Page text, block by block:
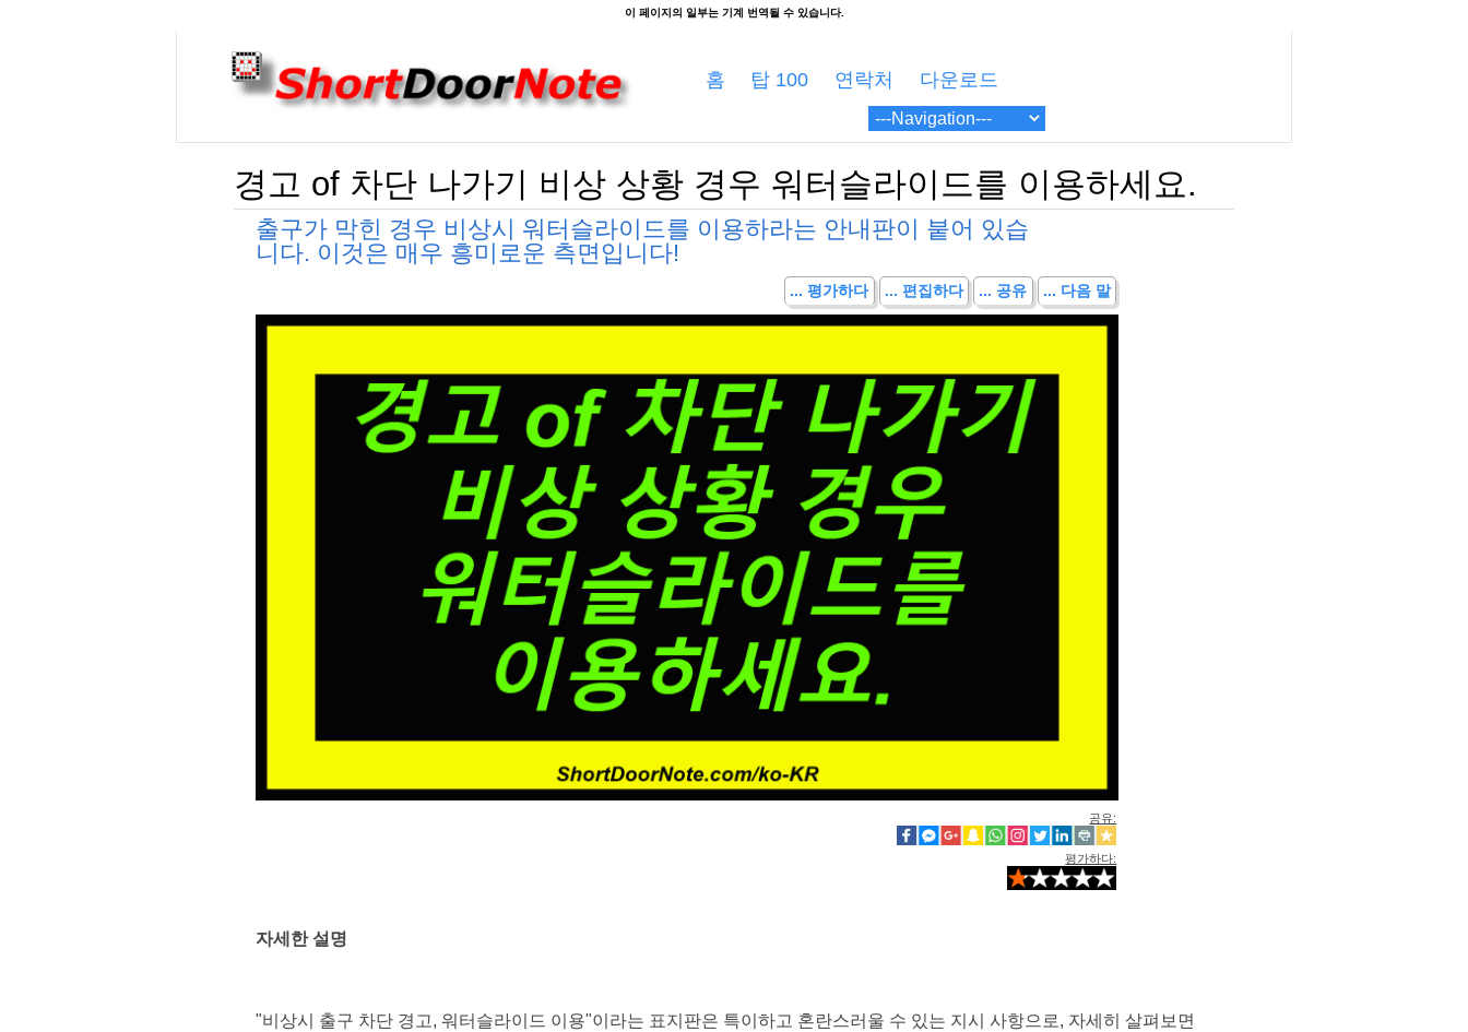
홈 탑 100 연락처 다운로드
경고 of 차단 나가기 비상 상황 경우 워터슬라이드를 이용하세요.
출구가 막힌 경우 비상시 워터슬라이드를 이용하라는 안내판이 붙어 있습
니다. 이것은 매우 흥미로운 측면입니다!
... 평가하다 ... 편집하다 ... 공유 ... 다음 말
공유:
평가하다:
자세한 설명
"비상시 출구 차단 경고, 워터슬라이드 이용"이라는 표지판은 특이하고 혼란스러울 수 있는 지시 사항으로, 자세히 살펴보면